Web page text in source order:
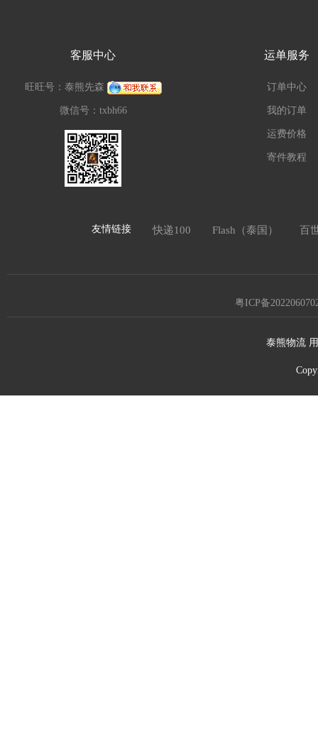
客服中心
旺旺号：泰熊先森
微信号：txbh66
运单服务
订单中心
我的订单
运费价格
寄件教程
友情链接 快递100 Flash（泰国） 百
粤ICP备
泰熊物流